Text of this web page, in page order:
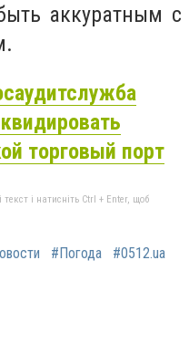
аккуратным с
торговый порт
і натисніть Ctrl + Enter, щоб
#Погода #0512.ua